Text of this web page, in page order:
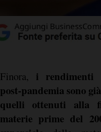
Finora, i rendimenti
post-pandemia sono
quelli ottenuti alla
materie prime del